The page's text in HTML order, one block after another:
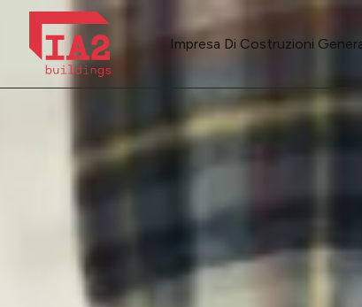
Impresa Di Costruzioni